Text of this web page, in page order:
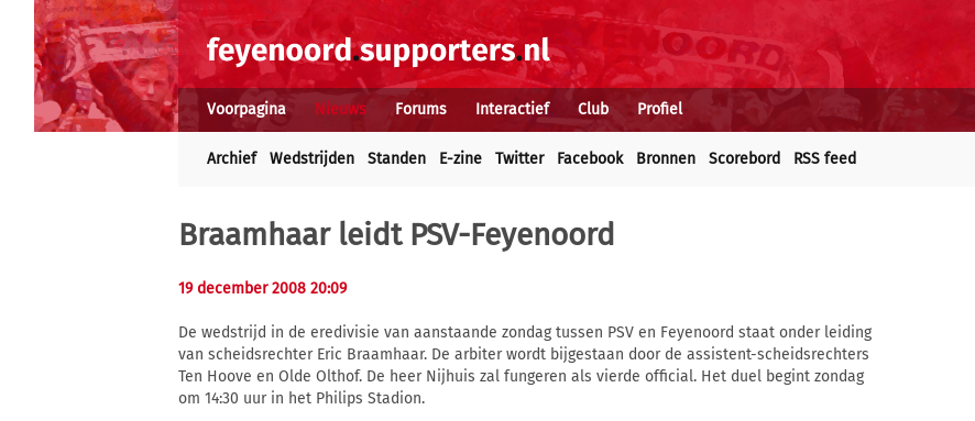
Voorpagina Nieuws Forums Interactief Club Profiel
Archief Wedstrijden Standen E-zine Twitter Facebook Bronnen Scorebord RSS feed
Braamhaar leidt PSV-Feyenoord
19 december 2008 20:09
De wedstrijd in de eredivisie van aanstaande zondag tussen PSV en Feyenoord staat onder leiding
van scheidsrechter Eric Braamhaar. De arbiter wordt bijgestaan door de assistent-scheidsrechters
Ten Hoove en Olde Olthof. De heer Nijhuis zal fungeren als vierde official. Het duel begint zondag
om 14:30 uur in het Philips Stadion.